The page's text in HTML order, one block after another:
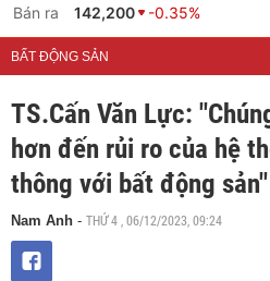
Bán ra
142,200 -0.35%
BẤT ĐỘNG SẢN
TS.Cấn Văn Lực:
hơn đến rủi ro của hệ
thông với bất động sản"
Nam Anh - THỨ 4 , 06/12/2023, 09:24